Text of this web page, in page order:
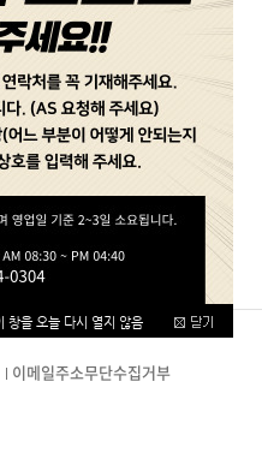
이메일주소무단수집거부